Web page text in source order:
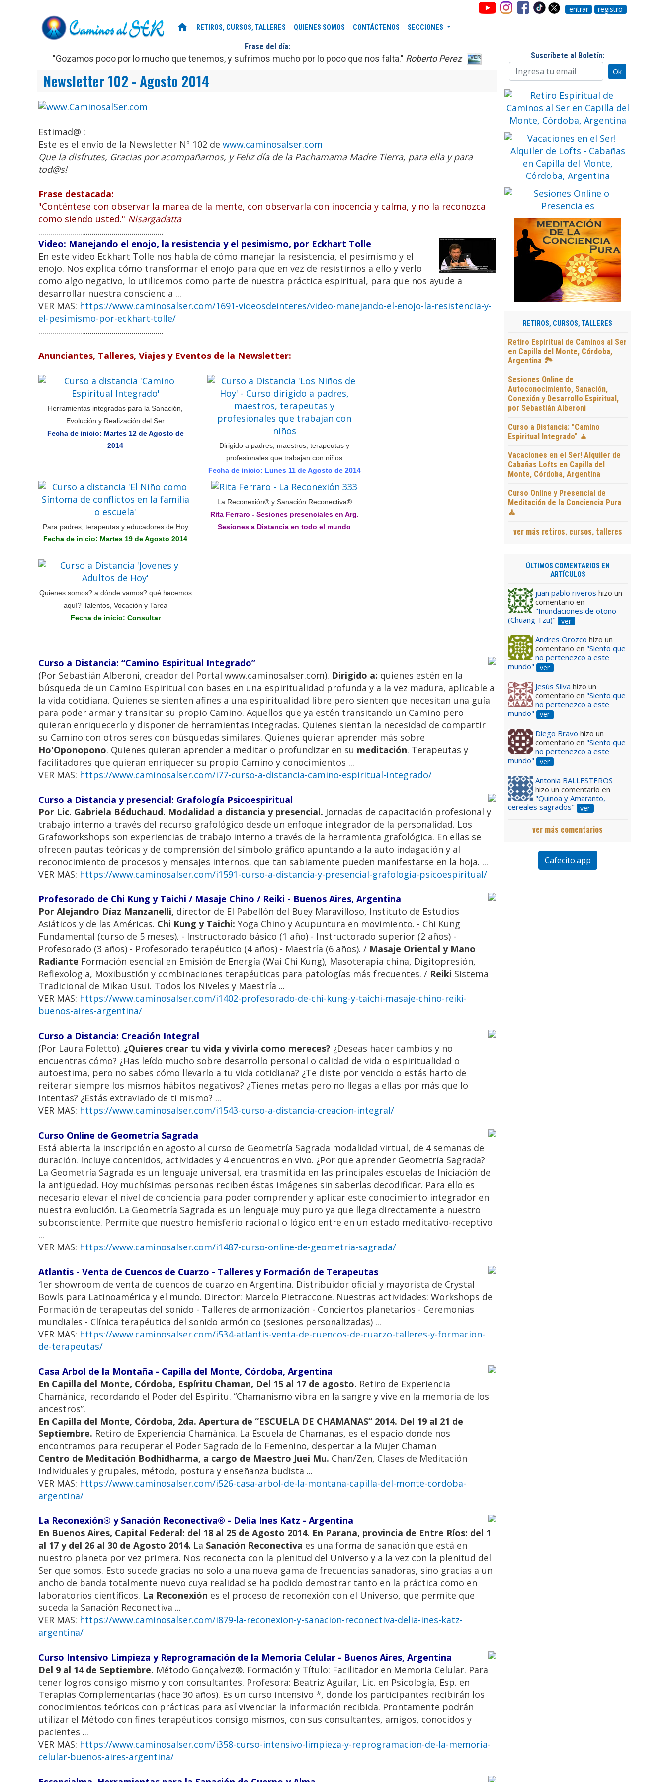
entrar registro
home RETIROS, CURSOS, TALLERES QUIENES SOMOS CONTÁCTENOS SECCIONES
Frase del día:
"Gozamos poco por lo mucho que tenemos, y sufrimos mucho por lo poco que nos falta." Roberto Perez
Newsletter 102 - Agosto 2014
Estimad@ :
Este es el envío de la Newsletter Nº 102 dewww.caminosalser.com
Que la disfrutes, Gracias por acompañarnos, y Feliz día de la Pachamama Madre Tierra, para ella y para
tod@s!
Frase destacada:
"Conténtese con observar la marea de la mente, con observarla con inocencia y calma, y no la reconozca
como siendo usted." Nisargadatta
...............................................................
Video: Manejando el enojo, la resistencia y el pesimismo, por Eckhart Tolle
En este video Eckhart Tolle nos habla de cómo manejar la resistencia, el pesimismo y el
enojo. Nos explica cómo transformar el enojo para que en vez de resistirnos a ello y verlo
como algo negativo, lo utilicemos como parte de nuestra práctica espiritual, para que nos ayude a
desarrollar nuestra consciencia ...
VER MAS: https://www.caminosalser.com/1691-videosdeinteres/video-manejando-el-enojo-la-resistencia-y-
el-pesimismo-por-eckhart-tolle/
...............................................................
Anunciantes, Talleres, Viajes y Eventos de la Newsletter:
Herramientas integradas para la Sanación,
Evolución y Realización del Ser
Fecha de inicio: Martes 12 de Agosto de
2014
Dirigido a padres, maestros, terapeutas y
profesionales que trabajan con niños
Fecha de inicio: Lunes 11 de Agosto de 2014
Para padres, terapeutas y educadores de Hoy
Fecha de inicio: Martes 19 de Agosto 2014
La Reconexión® y Sanación Reconectiva®
Rita Ferraro - Sesiones presenciales en Arg.
Sesiones a Distancia en todo el mundo
Quienes somos? a dónde vamos? qué hacemos
aquí? Talentos, Vocación y Tarea
Fecha de inicio: Consultar
Curso a Distancia: “Camino Espiritual Integrado”
(Por Sebastián Alberoni, creador del Portal www.caminosalser.com). Dirigido a: quienes estén en la
búsqueda de un Camino Espiritual con bases en una espiritualidad profunda y a la vez madura, aplicable a
la vida cotidiana. Quienes se sienten afines a una espiritualidad libre pero sienten que necesitan una guía
para poder armar y transitar su propio Camino. Aquellos que ya estén transitando un Camino pero
quieran enriquecerlo y disponer de herramientas integradas. Quienes sientan la necesidad de compartir
su Camino con otros seres con búsquedas similares. Quienes quieran aprender más sobre
Ho'Oponopono. Quienes quieran aprender a meditar o profundizar en su meditación. Terapeutas y
facilitadores que quieran enriquecer su propio Camino y conocimientos ...
VER MAS: https://www.caminosalser.com/i77-curso-a-distancia-camino-espiritual-integrado/
Curso a Distancia y presencial: Grafología Psicoespiritual
Por Lic. Gabriela Béduchaud. Modalidad a distancia y presencial. Jornadas de capacitación profesional y
trabajo interno a través del recurso grafológico desde un enfoque integrador de la personalidad. Los
Grafoworkshops son experiencias de trabajo interno a través de la herramienta grafológica. En ellas se
ofrecen pautas teóricas y de comprensión del símbolo gráfico apuntando a la auto indagación y al
reconocimiento de procesos y mensajes internos, que tan sabiamente pueden manifestarse en la hoja. ...
VER MAS: https://www.caminosalser.com/i1591-curso-a-distancia-y-presencial-grafologia-psicoespiritual/
Profesorado de Chi Kung y Taichi / Masaje Chino / Reiki - Buenos Aires, Argentina
Por Alejandro Díaz Manzanelli, director de El Pabellón del Buey Maravilloso, Instituto de Estudios
Asiáticos y de las Américas. Chi Kung y Taichi: Yoga Chino y Acupuntura en movimiento. - Chi Kung
Fundamental (curso de 5 meses). - Instructorado básico (1 año) - Instructorado superior (2 años) -
Profesorado (3 años) - Profesorado terapéutico (4 años) - Maestría (6 años). / Masaje Oriental y Mano
Radiante Formación esencial en Emisión de Energía (Wai Chi Kung), Masoterapia china, Digitopresión,
Reflexologia, Moxibustión y combinaciones terapéuticas para patologías más frecuentes. / Reiki Sistema
Tradicional de Mikao Usui. Todos los Niveles y Maestría ...
VER MAS: https://www.caminosalser.com/i1402-profesorado-de-chi-kung-y-taichi-masaje-chino-reiki-
buenos-aires-argentina/
Curso a Distancia: Creación Integral
(Por Laura Foletto). ¿Quieres crear tu vida y vivirla como mereces? ¿Deseas hacer cambios y no
encuentras cómo? ¿Has leído mucho sobre desarrollo personal o calidad de vida o espiritualidad o
autoestima, pero no sabes cómo llevarlo a tu vida cotidiana? ¿Te diste por vencido o estás harto de
reiterar siempre los mismos hábitos negativos? ¿Tienes metas pero no llegas a ellas por más que lo
intentas? ¿Estás extraviado de ti mismo? ...
VER MAS: https://www.caminosalser.com/i1543-curso-a-distancia-creacion-integral/
Curso Online de Geometría Sagrada
Está abierta la inscripción en agosto al curso de Geometría Sagrada modalidad virtual, de 4 semanas de
duración. Incluye contenidos, actividades y 4 encuentros en vivo. ¿Por que aprender Geometría Sagrada?
La Geometría Sagrada es un lenguaje universal, era trasmitida en las principales escuelas de Iniciación de
la antigüedad. Hoy muchísimas personas reciben éstas imágenes sin saberlas decodificar. Para ello es
necesario elevar el nivel de conciencia para poder comprender y aplicar este conocimiento integrador en
nuestra evolución. La Geometría Sagrada es un lenguaje muy puro ya que llega directamente a nuestro
subconsciente. Permite que nuestro hemisferio racional o lógico entre en un estado meditativo-receptivo
...
VER MAS: https://www.caminosalser.com/i1487-curso-online-de-geometria-sagrada/
Atlantis - Venta de Cuencos de Cuarzo - Talleres y Formación de Terapeutas
1er showroom de venta de cuencos de cuarzo en Argentina. Distribuidor oficial y mayorista de Crystal
Bowls para Latinoamérica y el mundo. Director: Marcelo Pietraccone. Nuestras actividades: Workshops de
Formación de terapeutas del sonido - Talleres de armonización - Conciertos planetarios - Ceremonias
mundiales - Clínica terapéutica del sonido armónico (sesiones personalizadas) ...
VER MAS: https://www.caminosalser.com/i534-atlantis-venta-de-cuencos-de-cuarzo-talleres-y-formacion-
de-terapeutas/
Casa Arbol de la Montaña - Capilla del Monte, Córdoba, Argentina
En Capilla del Monte, Córdoba, Espíritu Chaman, Del 15 al 17 de agosto. Retiro de Experiencia
Chamànica, recordando el Poder del Espìritu. “Chamanismo vibra en la sangre y vive en la memoria de los
ancestros”.
En Capilla del Monte, Córdoba, 2da. Apertura de “ESCUELA DE CHAMANAS” 2014. Del 19 al 21 de
Septiembre. Retiro de Experiencia Chamànica. La Escuela de Chamanas, es el espacio donde nos
encontramos para recuperar el Poder Sagrado de lo Femenino, despertar a la Mujer Chaman
Centro de Meditación Bodhidharma, a cargo de Maestro Juei Mu. Chan/Zen, Clases de Meditación
individuales y grupales, método, postura y enseñanza budista ...
VER MAS: https://www.caminosalser.com/i526-casa-arbol-de-la-montana-capilla-del-monte-cordoba-
argentina/
La Reconexión® y Sanación Reconectiva® - Delia Ines Katz - Argentina
En Buenos Aires, Capital Federal: del 18 al 25 de Agosto 2014. En Parana, provincia de Entre Ríos: del 1
al 17 y del 26 al 30 de Agosto 2014. La Sanación Reconectiva es una forma de sanación que está en
nuestro planeta por vez primera. Nos reconecta con la plenitud del Universo y a la vez con la plenitud del
Ser que somos. Esto sucede gracias no solo a una nueva gama de frecuencias sanadoras, sino gracias a un
ancho de banda totalmente nuevo cuya realidad se ha podido demostrar tanto en la práctica como en
laboratorios científicos. La Reconexión es el proceso de reconexión con el Universo, que permite que
suceda la Sanación Reconectiva ...
VER MAS: https://www.caminosalser.com/i879-la-reconexion-y-sanacion-reconectiva-delia-ines-katz-
argentina/
Curso Intensivo Limpieza y Reprogramación de la Memoria Celular - Buenos Aires, Argentina
Del 9 al 14 de Septiembre. Método Gonçalvez®. Formación y Título: Facilitador en Memoria Celular. Para
tener logros consigo mismo y con consultantes. Profesora: Beatriz Aguilar, Lic. en Psicología, Esp. en
Terapias Complementarias (hace 30 años). Es un curso intensivo *, donde los participantes recibirán los
conocimientos teóricos con prácticas para así vivenciar la información recibida. Prontamente podrán
utilizar el Método con fines terapéuticos consigo mismos, con sus consultantes, amigos, conocidos y
pacientes ...
VER MAS: https://www.caminosalser.com/i358-curso-intensivo-limpieza-y-reprogramacion-de-la-memoria-
celular-buenos-aires-argentina/
Suscríbete al Boletín:
RETIROS, CURSOS, TALLERES
Retiro Espiritual de Caminos al Ser
en Capilla del Monte, Córdoba,
Argentina 🏞️
Sesiones Online de
Autoconocimiento, Sanación,
Conexión y Desarrollo Espiritual,
por Sebastián Alberoni
Curso a Distancia: "Camino
Espiritual Integrado" 🧘
Vacaciones en el Ser! Alquiler de
Cabañas Lofts en Capilla del
Monte, Córdoba, Argentina
Curso Online y Presencial de
Meditación de la Conciencia Pura
🧘
ver más retiros, cursos, talleres
ÚLTIMOS COMENTARIOS EN
ARTÍCULOS
juan pablo riveros hizo un
comentario en
"Inundaciones de otoño
(Chuang Tzu)"
ver
Andres Orozco hizo un
comentario en "Siento que
no pertenezco a este
mundo"
ver
Jesús Silva hizo un
comentario en "Siento que
no pertenezco a este
mundo"
ver
Diego Bravo hizo un
comentario en "Siento que
no pertenezco a este
mundo"
ver
Antonia BALLESTEROS
hizo un comentario en
"Quinoa y Amaranto,
cereales sagrados"
ver
ver más comentarios
Cafecito.app